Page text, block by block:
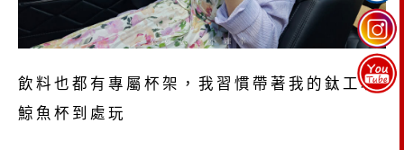
飲料也都有專屬杯架，我習慣帶著我的鈦工坊
鯨魚杯到處玩